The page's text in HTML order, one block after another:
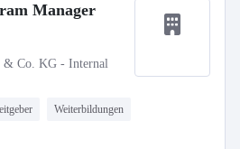
Manager
& Co. KG - Internal
Weiterbildungen